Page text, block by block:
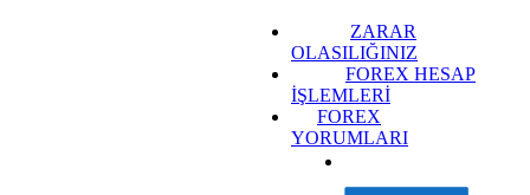
ZARAR
OLASILIĞINIZ
FOREX HESAP
İŞLEMLERİ
FOREX
YORUMLARI